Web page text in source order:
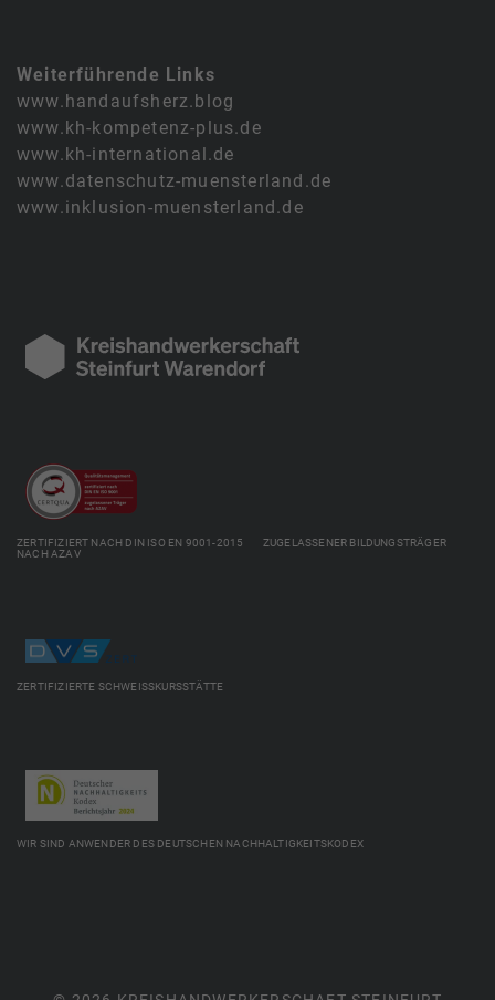
Weiterführende Links
www.handaufsherz.blog
www.kh-kompetenz-plus.de
www.kh-international.de
www.datenschutz-muensterland.de
www.inklusion-muensterland.de
ZERTIFIZIERT NACH DIN ISO EN 9001-2015 ZUGELASSENER BILDUNGSTRÄGER
NACH AZAV
ZERTIFIZIERTE SCHWEISSKURSSTÄTTE
WIR SIND ANWENDER DES DEUTSCHEN NACHHALTIGKEITSKODEX